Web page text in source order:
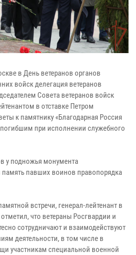
в День ветеранов органов
войск делегация ветеранов
Совета ветеранов войск
в отставке Петром
к памятнику «Благодарная Россия
при исполнении служебного
у подножья монумента
память павших воинов правопорядка
встречи, генерал-лейтенант в
что ветераны Росгвардии и
сотрудничают и взаимодействуют
деятельности, в том числе в
участникам специальной военной